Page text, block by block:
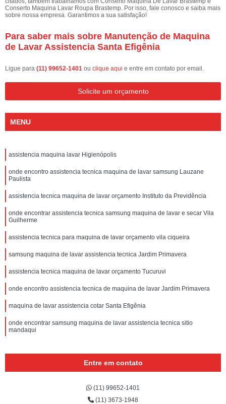
Conserto Maquina Lavar Roupa Brastemp. Por isso, fale conosco e saiba mais
sobre nossa empresa. Garantimos a sua satisfação!
Para saber mais sobre Manutenção de Maquina
de Lavar Assistencia Santa Efigênia
Ligue para (11) 99652-1401 ou clique aqui e entre em contato por email.
Solicite um orçamento
MENU
assistencia maquina lavar Higienópolis
onde encontro assistencia tecnica maquina de lavar samsung Lauzane
Paulista
assistencia tecnica maquina de lavar orçamento Instituto da Previdência
onde encontrar assistencia tecnica samsung maquina de lavar e secar Vila
Guilherme
assistencia tecnica para maquina de lavar orçamento vila ciqueira
samsung maquina de lavar assistencia tecnica Jardim Primavera
assistencia tecnica maquina de lavar orçamento Tucuruvi
onde encontro assistencia tecnica de maquina de lavar Jardim Primavera
maquina de lavar assistencia cotar Santa Efigênia
onde encontrar samsung maquina de lavar assistencia tecnica sitio
mandaqui
Entre em contato
(11) 99652-1401
(11) 3673-1948